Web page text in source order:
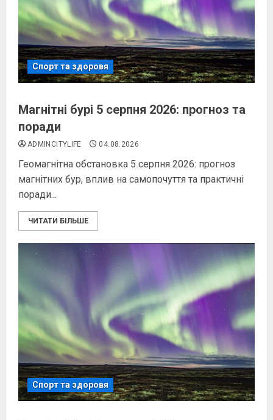
Спорт та здоровя
Магнітні бурі 5 серпня 2026: прогноз та
поради
ADMINCITYLIFE 04.08.2026
Геомагнітна обстановка 5 серпня 2026: прогноз
магнітних бур, вплив на самопочуття та практичні
поради...
ЧИТАТИ БІЛЬШЕ
Спорт та здоровя